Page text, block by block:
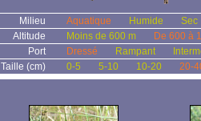
Milieu Aquatique Humide
Sec
Altitude
Moins de 600 m
De 600 à
Port
Dressé Rampant
Taille (cm)
0-5 5-10 10-20 20-